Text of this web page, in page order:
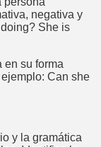
negativa y
She is
en su forma
Can she
y la gramática